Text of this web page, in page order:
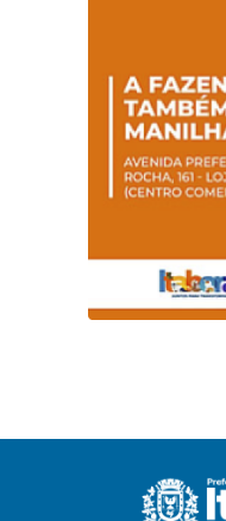
Magalhães